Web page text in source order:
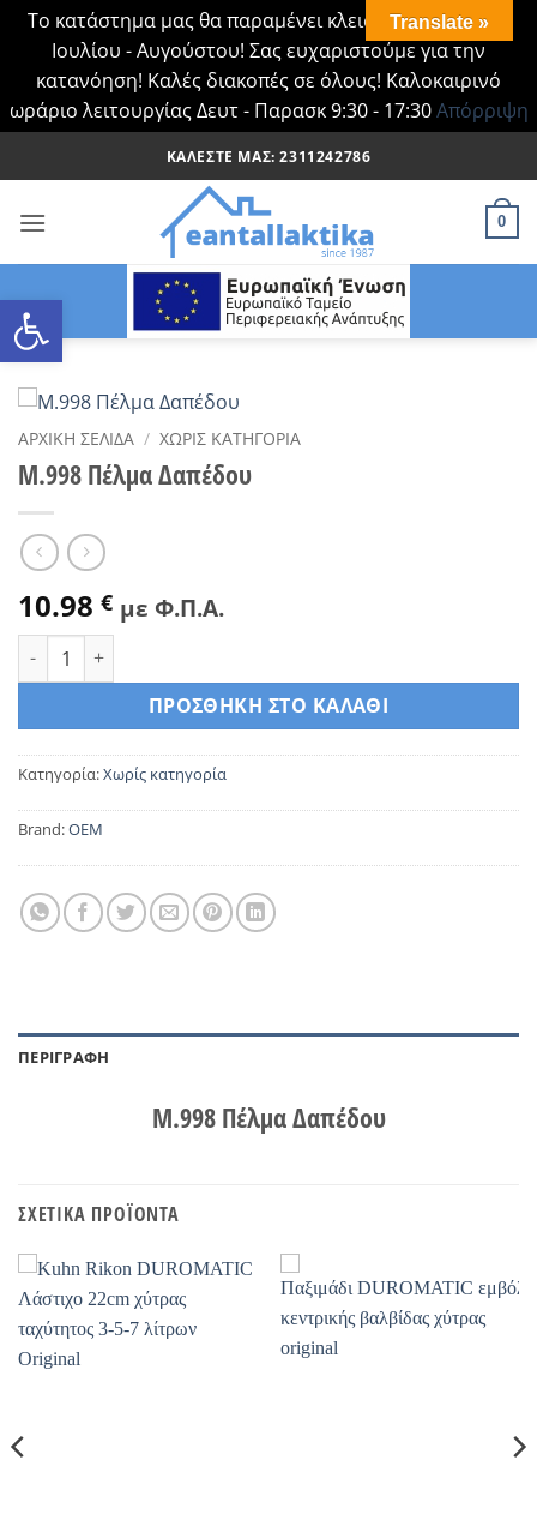
Ανοίξτε τη γραμμή εργαλείων
Το κατάστημα μας θα παραμένει κλειστό Τα Σάββατα
Ιουλίου - Αυγούστου! Σας ευχαριστούμε για την
κατανόηση! Καλές διακοπές σε όλους! Καλοκαιρινό
ωράριο λειτουργίας Δευτ - Παρασκ 9:30 - 17:30Απόρριψη
στο
ΚΑΛΈΣΤΕ ΜΑΣ: 2311242786
0
ΑΡΧΙΚΉ ΣΕΛΊΔΑ / ΧΩΡΊΣ ΚΑΤΗΓΟΡΊΑ
Μ.998 Πέλμα Δαπέδου
10.98 € με Φ.Π.Α.
Μ.998 Πέλμα Δαπέδου ποσότητα
ΠΡΟΣΘΉΚΗ ΣΤΟ ΚΑΛΆΘΙ
Κατηγορία:Χωρίς κατηγορία
Brand:OEM
ΠΕΡΙΓΡΑΦΉ
Μ.998 Πέλμα Δαπέδου
ΣΧΕΤΙΚΆ ΠΡΟΪΌΝΤΑ
Translate »